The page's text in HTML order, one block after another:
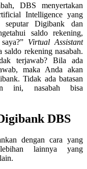
DBS menyertakan
Intelligence yang
seputar Digibank dan
saldo rekening,
Virtual Assistant
rekening nasabah.
terjawab? Bila ada
maka Anda akan
Tidak ada batasan
ini, nasabah bisa
DBS
dengan cara yang
lainnya yang